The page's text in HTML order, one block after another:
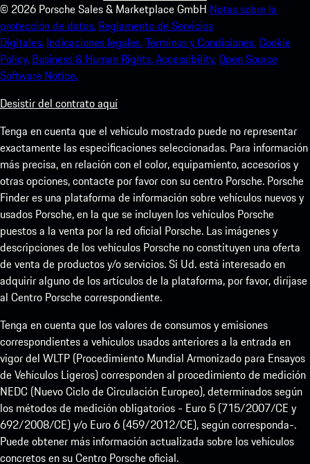
© 2026 Porsche Sales & Marketplace GmbH Notas sobre la
protección de datos. Reglamento de Servicios
Digitales. Indicaciones legales.Términos y Condiciones.Cookie
Policy. Business & Human Rights.Accessibility.Open Source
Software Notice.
Desistir del contrato aquí
Tenga en cuenta que el vehículo mostrado puede no representar
exactamente las especificaciones seleccionadas. Para información
más precisa, en relación con el color, equipamiento, accesorios y
otras opciones, contacte por favor con su centro Porsche. Porsche
Finder es una plataforma de información sobre vehículos nuevos y
usados Porsche, en la que se incluyen los vehículos Porsche
puestos a la venta por la red oficial Porsche. Las imágenes y
descripciones de los vehículos Porsche no constituyen una oferta
de venta de productos y/o servicios. Si Ud. está interesado en
adquirir alguno de los artículos de la plataforma, por favor, diríjase
al Centro Porsche correspondiente.
Tenga en cuenta que los valores de consumos y emisiones
correspondientes a vehículos usados anteriores a la entrada en
vigor del WLTP (Procedimiento Mundial Armonizado para Ensayos
de Vehículos Ligeros) corresponden al procedimiento de medición
NEDC (Nuevo Ciclo de Circulación Europeo), determinados según
los métodos de medición obligatorios - Euro 5 (715/2007/CE y
692/2008/CE) y/o Euro 6 (459/2012/CE), según corresponda-.
Puede obtener más información actualizada sobre los vehículos
concretos en su Centro Porsche oficial.